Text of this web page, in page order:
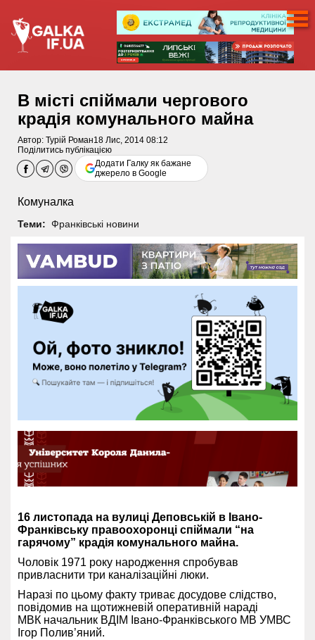
В місті спіймали чергового
крадія комунального майна
Автор: Турій Роман18 Лис, 2014 08:12
Поділитись публікацією
Додати Галку як бажане
джерело в Google
Комуналка
Теми: Франківські новини
16 листопада на вулиці Деповській в Івано-
Франківську правоохоронці спіймали “на
гарячому” крадія комунального майна.
Чоловік 1971 року народження спробував
привласнити три каналізаційні люки.
Наразі по цьому факту триває досудове слідство,
повідомив на щотижневій оперативній нараді
МВК начальник ВДІМ Івано-Франківського МВ УМВС
Ігор Полив’яний.